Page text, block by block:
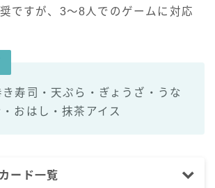
ですが、3～8人でのゲームに対応
寿司・天ぷら・ぎょうざ・うな
おはし・抹茶アイス
ード一覧